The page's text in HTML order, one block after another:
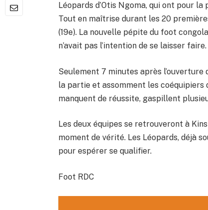
Léopards d’Otis Ngoma, qui ont pour
Tout en maîtrise durant les 20
(19e). La nouvelle pépite du foot
n’avait pas l’intention de se laisser faire.
Seulement 7 minutes après l’ouverture
la partie et assomment les coéquipiers
manquent de réussite, gaspillent
Les deux équipes se retrouveront à
moment de vérité. Les Léopards, déjà
pour espérer se qualifier.
Foot RDC